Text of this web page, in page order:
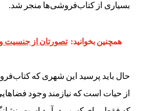
بسیاری از کتاب‌فروشی‌ها منجر شد.
همچنین بخوانید: تصورتان از جنسیت و
حال باید پرسید این شهری که
از حیات است که نیازمند وجود